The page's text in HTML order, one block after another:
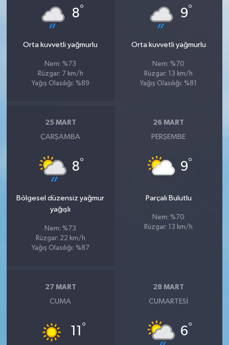
8°
Orta kuvvetli yağmurlu
Nem: %73
Rüzgar: 7 km/h
Yağış Olasılığı: %89
9°
Orta kuvvetli yağmurlu
Nem: %70
Rüzgar: 13 km/h
Yağış Olasılığı: %81
25 MART
ÇARŞAMBA
8°
Bölgesel düzensiz yağmur
yağışlı
Nem: %73
Rüzgar: 22 km/h
Yağış Olasılığı: %87
26 MART
PERŞEMBE
9°
Parçalı Bulutlu
Nem: %70
Rüzgar: 13 km/h
27 MART
CUMA
11 °
28 MART
CUMARTESI
6°